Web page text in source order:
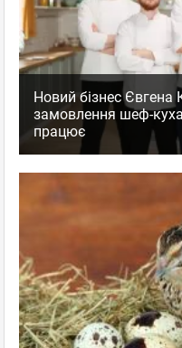
Новий бізнес Євгена
замовлення шеф-
працює